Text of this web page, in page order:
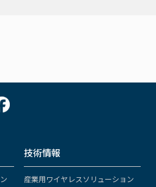
技術情報
産業用ワイヤレスソリューション